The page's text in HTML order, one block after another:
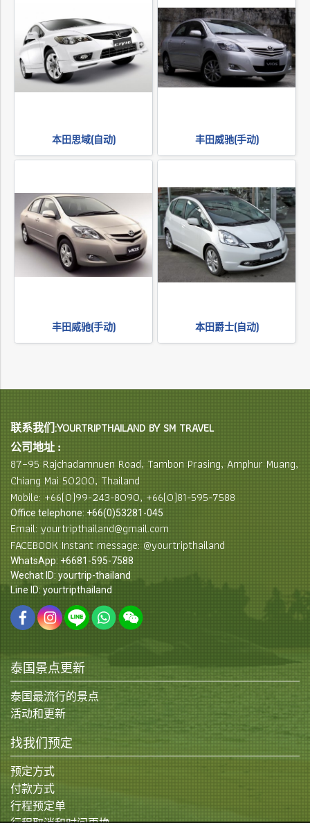
本田思域(自动) 丰田威驰(手动)
丰田威驰(手动) 本田爵士(自动)
联系我们:YOURTRIPTHAILAND BY SM TRAVEL
公司地址 :
87–95 Rajchadamnuen Road, Tambon Prasing, Amphur Muang,
Chiang Mai 50200, Thailand
Mobile: +66(0)99-243-8090, +66(0)81-595-7588
Office telephone: +66(0)53281-045
Email: yourtripthailand@gmail.com
FACEBOOK Instant message: @yourtripthailand
WhatsApp: +6681-595-7588
Wechat ID: yourtrip-thailand
Line ID: yourtripthailand
泰国景点更新
泰国最流行的景点
活动和更新
找我们预定
预定方式
付款方式
行程预定单